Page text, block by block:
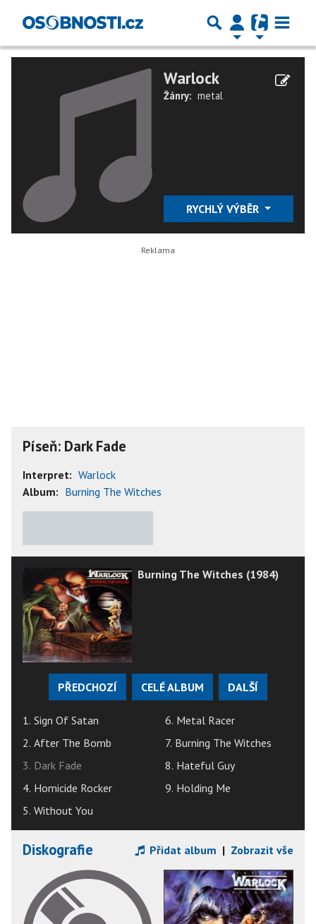
Warlock
Žánry: metal
RYCHLÝ VÝBĚR
Píseň: Dark Fade
Interpret: Warlock
Album: Burning The Witches
Burning The Witches (1984)
PŘEDCHOZÍ CELÉ ALBUM DALŠÍ
1. Sign Of Satan
2. After The Bomb
3. Dark Fade
4. Homicide Rocker
5. Without You
6. Metal Racer
7. Burning The Witches
8. Hateful Guy
9. Holding Me
Diskografie Přidat album | Zobrazit vše